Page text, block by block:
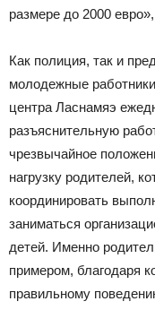
размере до 2000
Как полиция, так и
молодежные
центра Ласнамяэ
разъяснительную
чрезвычайное
нагрузку родителей,
координировать
заниматься
детей. Именно
примером, благодаря
правильному